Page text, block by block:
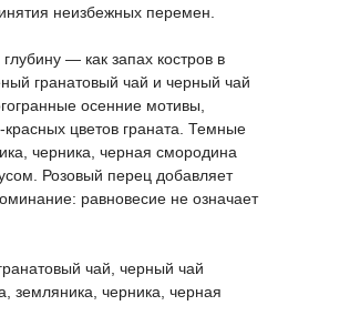
неизбежных перемен.
— как запах костров в
гранатовый чай и черный чай
осенние мотивы,
цветов граната. Темные
черника, черная смородина
Розовый перец добавляет
равновесие не означает
чай, черный чай
земляника, черника, черная